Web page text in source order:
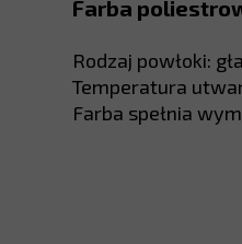
Farba
Rodzaj powłoki:
Temperatura
Farba spełnia